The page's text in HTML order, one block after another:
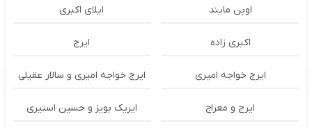
اوپن مایند ايلاى اكبرى
اکبری زاده ایرج
ایرج خواجه امیری ایرج خواجه امیری و سالار عقیلی
ایرج و معراج ایریک بویز و حسین استیری